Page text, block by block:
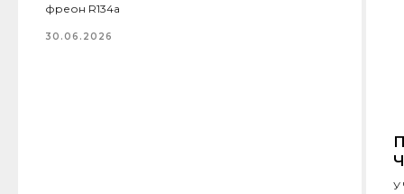
фреон R134a
30.06.2026
У